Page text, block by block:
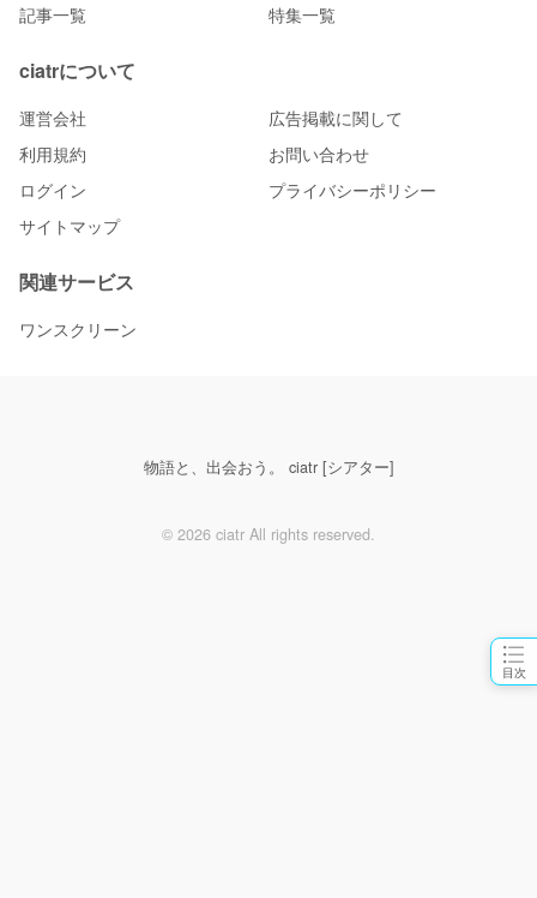
目次
記事一覧 特集一覧
ciatrについて
運営会社
広告掲載に関して
利用規約
お問い合わせ
ログイン
プライバシーポリシー
サイトマップ
関連サービス
ワンスクリーン
物語と、出会おう。 ciatr [シアター]
© 2026 ciatr All rights reserved.